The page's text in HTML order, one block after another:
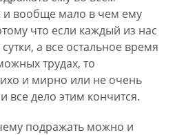
вообще мало в чем ему
что если каждый из нас
а все остальное время
трудах, то
и мирно или не очень
все дело этим кончится.
подражать можно и